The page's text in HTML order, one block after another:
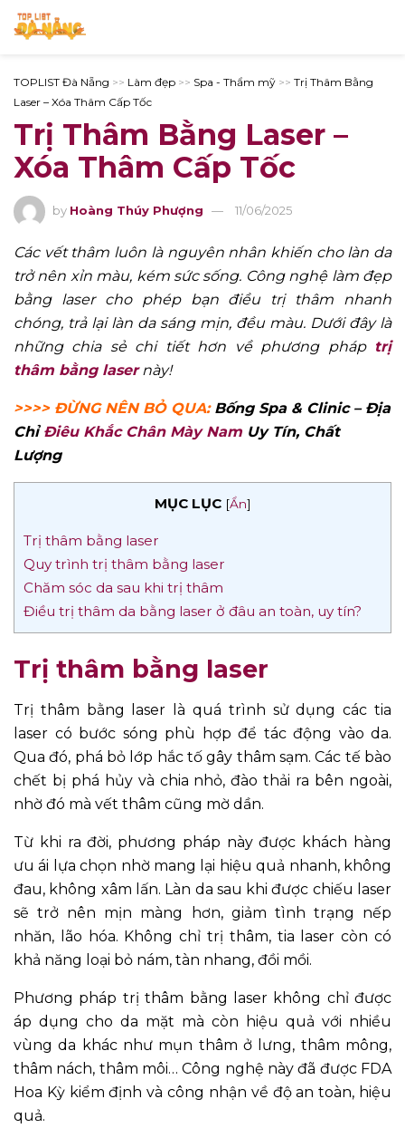
TOPLIST Đà Nẵng >> Làm đẹp >> Spa - Thẩm mỹ >> Trị Thâm Bằng
Laser – Xóa Thâm Cấp Tốc
Trị Thâm Bằng Laser –
Xóa Thâm Cấp Tốc
by Hoàng Thúy Phượng 11/06/2025
Các vết thâm luôn là nguyên nhân khiến cho làn da
trở nên xỉn màu, kém sức sống. Công nghệ làm đẹp
bằng laser cho phép bạn điều trị thâm nhanh
chóng, trả lại làn da sáng mịn, đều màu. Dưới đây là
những chia sẻ chi tiết hơn về phương pháp trị
thâm bằng lasernày!
>>>> ĐỪNG NÊN BỎ QUA: Bống Spa & Clinic – Địa
Chỉ Điêu Khắc Chân Mày Nam Uy Tín, Chất
Lượng
MỤC LỤC [Ẩn]
Trị thâm bằng laser
Quy trình trị thâm bằng laser
Chăm sóc da sau khi trị thâm
Điều trị thâm da bằng laser ở đâu an toàn, uy tín?
Trị thâm bằng laser
Trị thâm bằng laser là quá trình sử dụng các tia
laser có bước sóng phù hợp để tác động vào da.
Qua đó, phá bỏ lớp hắc tố gây thâm sạm. Các tế bào
chết bị phá hủy và chia nhỏ, đào thải ra bên ngoài,
nhờ đó mà vết thâm cũng mờ dần.
Từ khi ra đời, phương pháp này được khách hàng
ưu ái lựa chọn nhờ mang lại hiệu quả nhanh, không
đau, không xâm lấn. Làn da sau khi được chiếu laser
sẽ trở nên mịn màng hơn, giảm tình trạng nếp
nhăn, lão hóa. Không chỉ trị thâm, tia laser còn có
khả năng loại bỏ nám, tàn nhang, đồi mồi.
Phương pháp trị thâm bằng laserkhông chỉ được
áp dụng cho da mặt mà còn hiệu quả với nhiều
vùng da khác như mụn thâm ở lưng, thâm mông,
thâm nách, thâm môi… Công nghệ này đã được FDA
Hoa Kỳ kiểm định và công nhận về độ an toàn, hiệu
quả.